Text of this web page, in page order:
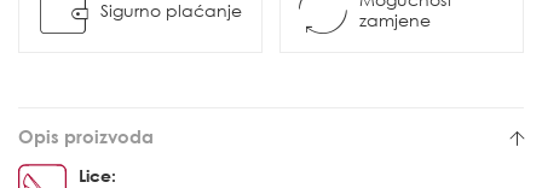
Sigurno plaćanje
zamjene
Opis proizvoda
Lice: